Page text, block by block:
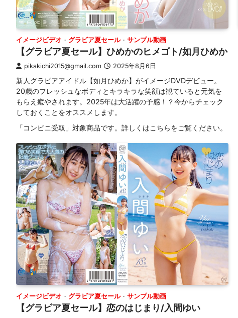
イメージビデオ グラビア夏セール サンプル動画
【グラビア夏セール】ひめかのヒメゴト/如月ひめか
pikakichi2015@gmail.com 2025年8月6日
新人グラビアアイドル【如月ひめか】がイメージDVDデビュー。
20歳のフレッシュなボディとキラキラな笑顔は観ていると元気を
もらえ癒やされます。2025年は大活躍の予感！？今からチェック
しておくことをオススメします。
「コンビニ受取」対象商品です。詳しくはこちらをご覧ください。
イメージビデオ グラビア夏セール サンプル動画
【グラビア夏セール】恋のはじまり/入間ゆい